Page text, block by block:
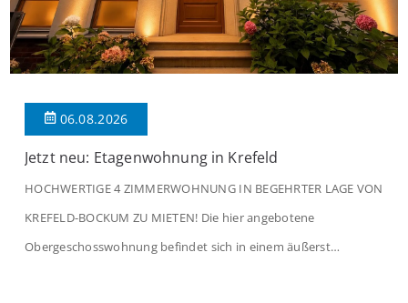
06.08.2026
Jetzt neu: Etagenwohnung in Krefeld
HOCHWERTIGE 4 ZIMMERWOHNUNG IN BEGEHRTER LAGE VON
KREFELD-BOCKUM ZU MIETEN! Die hier angebotene
Obergeschosswohnung befindet sich in einem äußerst